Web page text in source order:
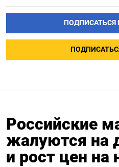
ПОДПИСАТЬСЯ
Российские
жалуются на
и рост цен на